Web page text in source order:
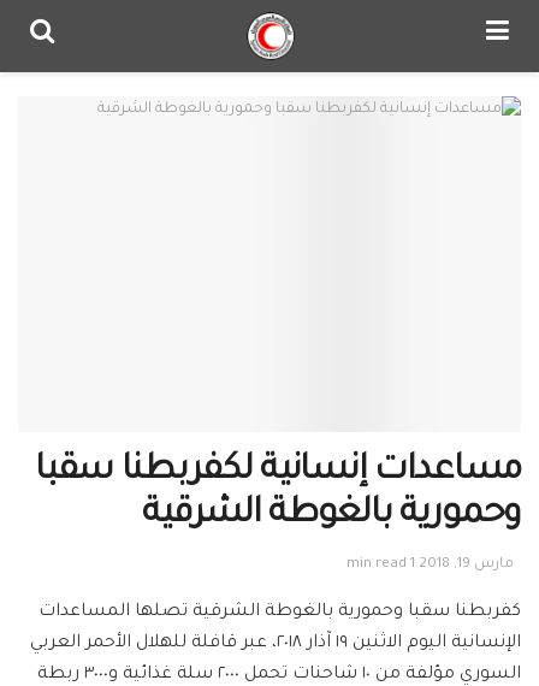
مساعدات إنسانية لكفربطنا سقبا
وحمورية بالغوطة الشرقية
مارس 19, 2018 1 min read
كفربطنا سقبا وحمورية بالغوطة الشرقية تصلها المساعدات
الإنسانية اليوم الاثنين ١٩ آذار ٢٠١٨، عبر قافلة للهلال الأحمر العربي
السوري مؤلفة من ١٠ شاحنات تحمل ٢٠٠٠ سلة غذائية و٣٠٠٠ ربطة